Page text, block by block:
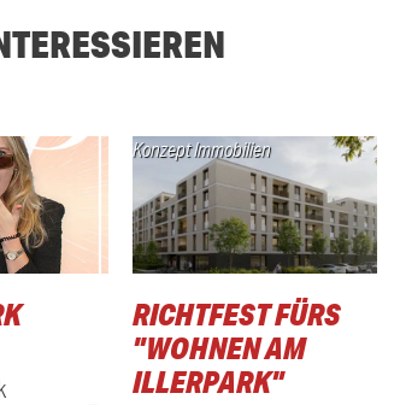
Konzept Immobilien
RICHTFEST FÜRS
"WOHNEN AM
ILLERPARK"